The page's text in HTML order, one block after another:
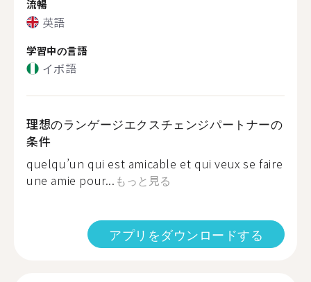
流暢
英語
学習中の言語
イボ語
理想のランゲージエクスチェンジパートナーの
条件
quelqu’un qui est amicable et qui veux se faire
une amie pour... もっと見る
アプリをダウンロードする